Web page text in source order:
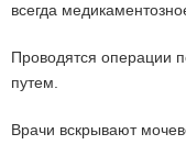
всегда
Проводятся операции
путем.
Врачи вскрывают